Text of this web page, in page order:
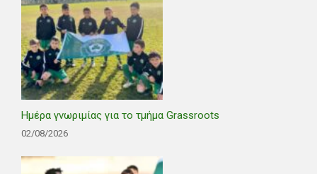
Ημέρα γνωριμίας για το τμήμα Grassroots
02/08/2026